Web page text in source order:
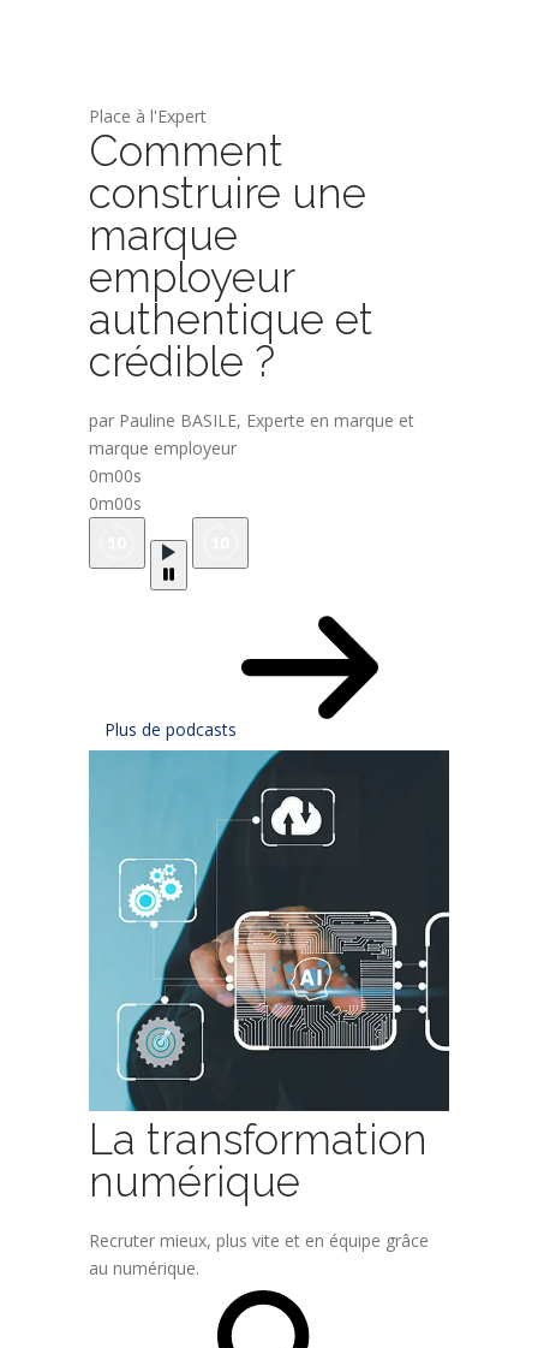
Place à l'Expert
Comment
construire une
marque
employeur
authentique et
crédible ?
par Pauline BASILE, Experte en marque et
marque employeur
0m00s
0m00s
Plus de podcasts
La transformation
numérique
Recruter mieux, plus vite et en équipe grâce
au numérique.